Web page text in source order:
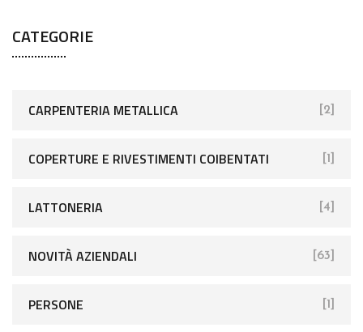
CATEGORIE
CARPENTERIA METALLICA [2]
COPERTURE E RIVESTIMENTI COIBENTATI [1]
LATTONERIA [4]
NOVITÀ AZIENDALI [63]
PERSONE [1]